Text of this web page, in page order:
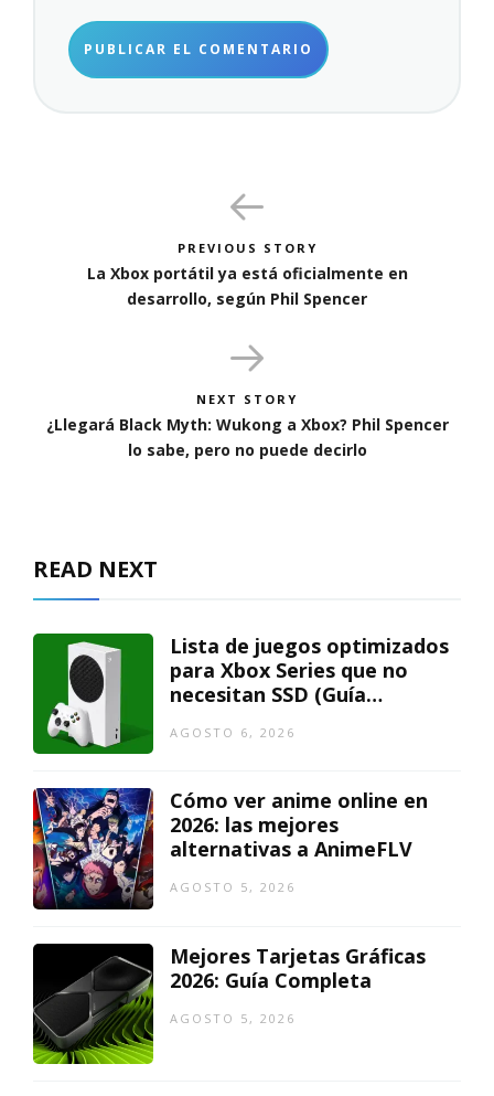
PREVIOUS STORY
La Xbox portátil ya está oficialmente en
desarrollo, según Phil Spencer
NEXT STORY
¿Llegará Black Myth: Wukong a Xbox? Phil Spencer
lo sabe, pero no puede decirlo
READ NEXT
Lista de juegos optimizados
para Xbox Series que no
necesitan SSD (Guía
AGOSTO 6, 2026
Cómo ver anime online en
2026: las mejores
alternativas a AnimeFLV
AGOSTO 5, 2026
Mejores Tarjetas Gráficas
2026: Guía Completa
AGOSTO 5, 2026